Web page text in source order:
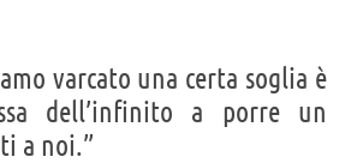
varcato una certa soglia è
dell’infinito a porre un
a noi.”